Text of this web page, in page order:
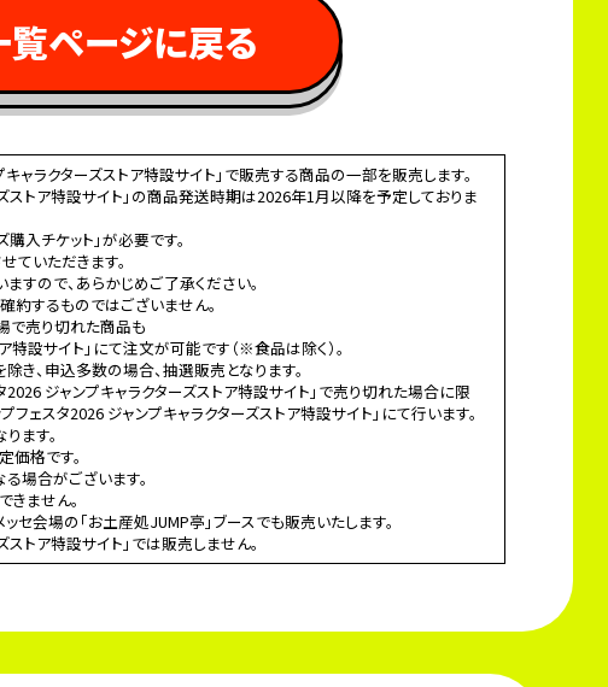
覧ページに戻る
ャラクターズストア特設サイト」で販売する商品の一部を販売します。
ストア特設サイト」の商品発送時期は2026年1月以降を予定しておりま
入チケット」が必要です。
いただきます。
ので、あらかじめご了承ください。
約するものではございません。
で売り切れた商品も
特設サイト」にて注文が可能です（※食品は除く）。
き、申込多数の場合、抽選販売となります。
ジャンプキャラクターズストア特設サイト」で売り切れた場合に限
ェスタ2026 ジャンプキャラクターズストア特設サイト」にて行います。
ます。
格です。
場合がございます。
ません。
会場の「お土産処JUMP亭」ブースでも販売いたします。
ストア特設サイト」では販売しません。